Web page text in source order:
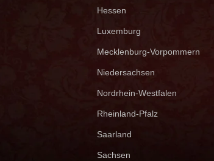
Hessen
Luxemburg
Mecklenburg-Vorpommern
Niedersachsen
Nordrhein-Westfalen
Rheinland-Pfalz
Saarland
Sachsen